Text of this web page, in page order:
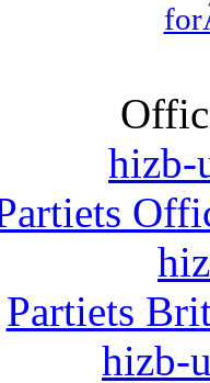
hizb-
Partiets
hizb-